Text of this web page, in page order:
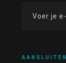
AANSLUITEN